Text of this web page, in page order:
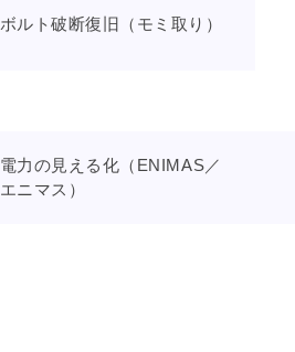
ボルト破断復旧（モミ取り）
電力の見える化（ENIMAS／
エニマス）